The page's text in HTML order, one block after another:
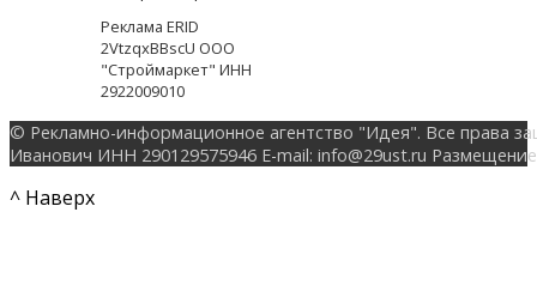
Реклама ERID
2VtzqxBBscU ООО
"Строймаркет" ИНН
2922009010
© Рекламно-информационное агентство "Идея". Все права
Иванович ИНН 290129575946 E-mail: info@29ust.ru
^ Наверх